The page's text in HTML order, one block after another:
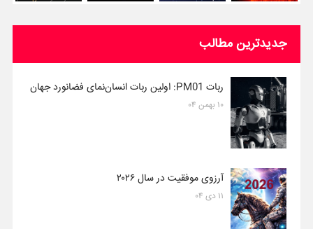
جدیدترین مطالب
ربات PM01: اولین ربات انسان‌نمای فضانورد جهان
۱۰ بهمن ۰۴
آرزوی موفقیت در سال ۲۰۲۶
۱۱ دی ۰۴